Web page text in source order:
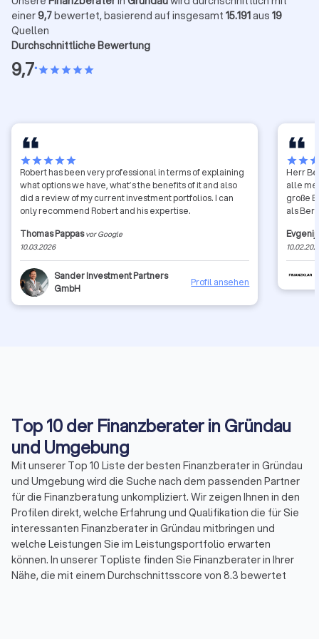
einer9,7bewertet, basierend auf insgesamt 15.191aus 19
Quellen
Durchschnittliche Bewertung
9,7•starstarstarstarstar
starstarstarstarstar
Robert has been very professional in terms of explaining
what options we have, what’s the benefits of it and also
did a review of my current investment portfolios. I can
only recommend Robert and his expertise.
Thomas Pappas vor Google
10.03.2026
Sander Investment Partners
GmbH
Profil ansehen
starstar
Herr
alle
große
als
Top 10 der Finanzberater in Gründau
und Umgebung
Mit unserer Top 10 Liste der besten Finanzberater in Gründau
und Umgebung wird die Suche nach dem passenden Partner
für die Finanzberatung unkompliziert. Wir zeigen Ihnen in den
Profilen direkt, welche Erfahrung und Qualifikation die für Sie
interessanten Finanzberater in Gründau mitbringen und
welche Leistungen Sie im Leistungsportfolio erwarten
können. In unserer Topliste finden Sie Finanzberater in Ihrer
Nähe, die mit einem Durchschnittsscore von 8.3 bewertet